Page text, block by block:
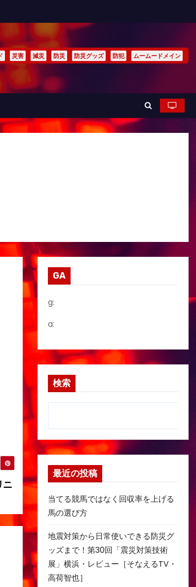
災害 減災 防災 防災グッズ 防犯 ムームードメイン
ニ
GA
g:
a:
検索
最近の投稿
当てる競馬ではなく回収率を上げる
馬の選び方
地震対策から日常使いできる防災グ
ッズまで！第30回「震災対策技術
展」横浜・レビュー［そなえるTV・
高荷智也］